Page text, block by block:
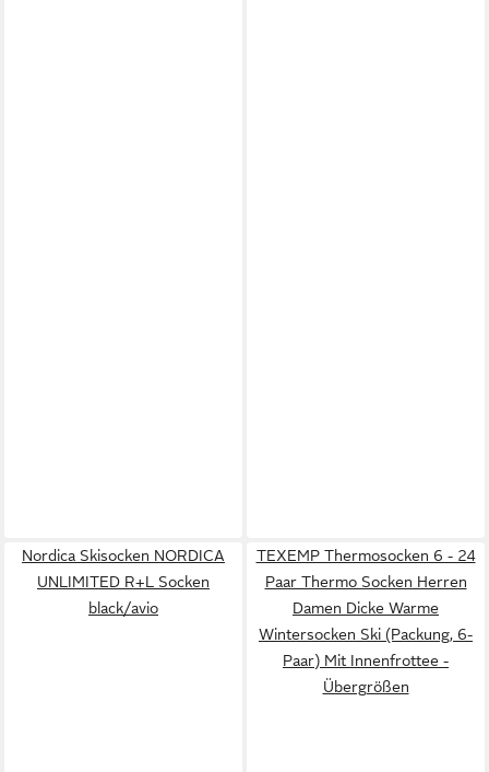
Nordica Skisocken NORDICA
UNLIMITED R+L Socken
black/avio
TEXEMP Thermosocken 6 - 24
Paar Thermo Socken Herren
Damen Dicke Warme
Wintersocken Ski (Packung, 6-
Paar) Mit Innenfrottee -
Übergrößen